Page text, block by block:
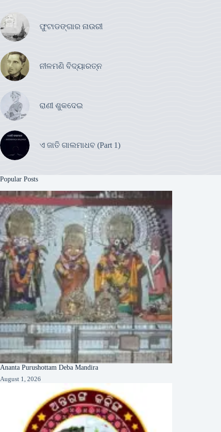
ଫୁଟାଡଙ୍ଗାର ନାଉରୀ
ନୀଳମଣି ବିଦ୍ୟାରତ୍ନ
ରାଣୀ ଶୁକଦେଇ
ଏ ଜାତି ଗାଲମାଧବ (Part 1)
Popular Posts
Ananta Purushottam Deba Mandira
August 1, 2026